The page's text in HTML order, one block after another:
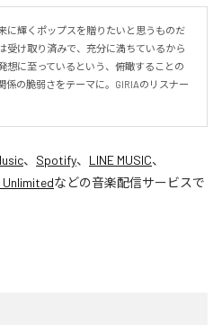
に輝くポップスを贈りたいと思うものだ
受け取り済みで、充分に満ちているから
想に至っているという、俯瞰することの
の脆弱さをテーマに。GIRIAのリスナー
、 Spotify、 LINE MUSIC、
Unlimitedなどの音楽配信サービスで